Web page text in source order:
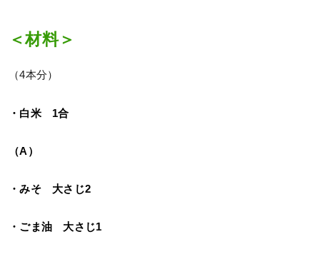
＜材料＞
（4本分）
・白米 1合
（A）
・みそ 大さじ2
・ごま油 大さじ1